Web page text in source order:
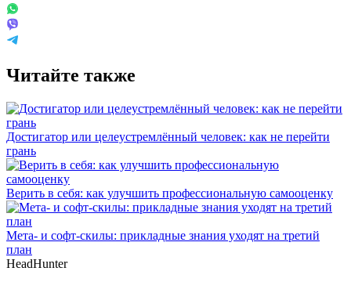
Читайте также
Достигатор или целеустремлённый человек: как не перейти
грань
Верить в себя: как улучшить профессиональную самооценку
Мета- и софт-скилы: прикладные знания уходят на третий
план
HeadHunter